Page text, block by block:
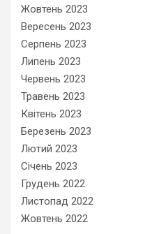
Жовтень 2023
Вересень 2023
Серпень 2023
Липень 2023
Червень 2023
Травень 2023
Квітень 2023
Березень 2023
Лютий 2023
Січень 2023
Грудень 2022
Листопад 2022
Жовтень 2022